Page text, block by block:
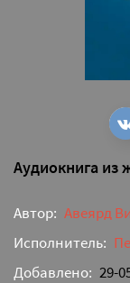
Аудиокнига из
Автор: Авеярд
Исполнитель:
Добавлено: 29-